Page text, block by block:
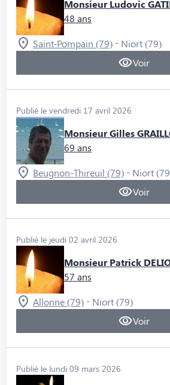
Monsieur Ludovic
48 ans
Saint-Pompain (79) - Niort (79)
Voir
Publié le vendredi 17 avril 2026
Monsieur Gilles
69 ans
Beugnon-Thireuil (79) - Niort
Voir
Publié le jeudi 02 avril 2026
Monsieur Patrick
57 ans
Allonne (79) - Niort (79)
Voir
Publié le lundi 09 mars 2026